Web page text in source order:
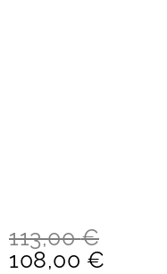
113,00€
108,00 €